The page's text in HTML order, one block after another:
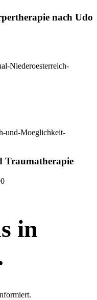
nach Udo
Traumatherapie
in